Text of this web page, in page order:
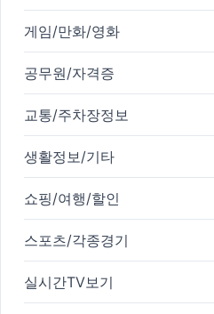
게임/만화/영화
공무원/자격증
교통/주차장정보
생활정보/기타
쇼핑/여행/할인
스포츠/각종경기
실시간TV보기